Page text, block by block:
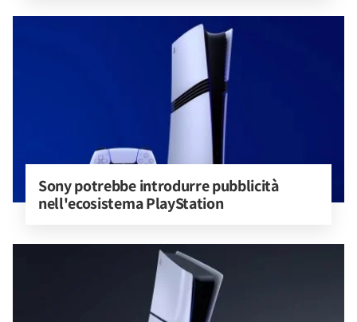
Sony potrebbe introdurre pubblicità
nell'ecosistema PlayStation